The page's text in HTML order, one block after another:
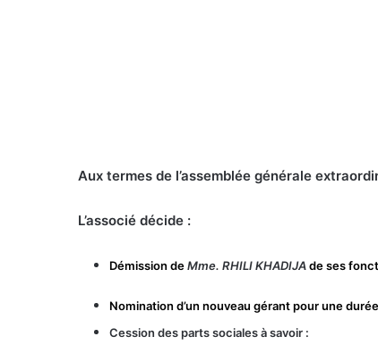
Aux termes de l’assemblée générale
L’associé décide :
Démission deMme. RHILI KHADIJAde ses
Nomination d’un nouveau gérant pour une
Cession des parts sociales à savoir :